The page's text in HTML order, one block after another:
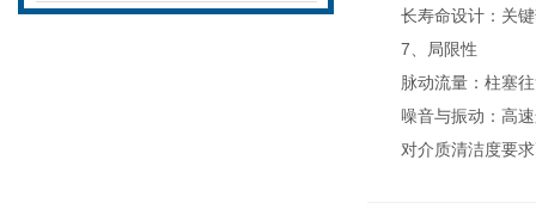
长寿命设计：关键
7、局限性
脉动流量：柱塞往
噪音与振动：高速
对介质清洁度要求